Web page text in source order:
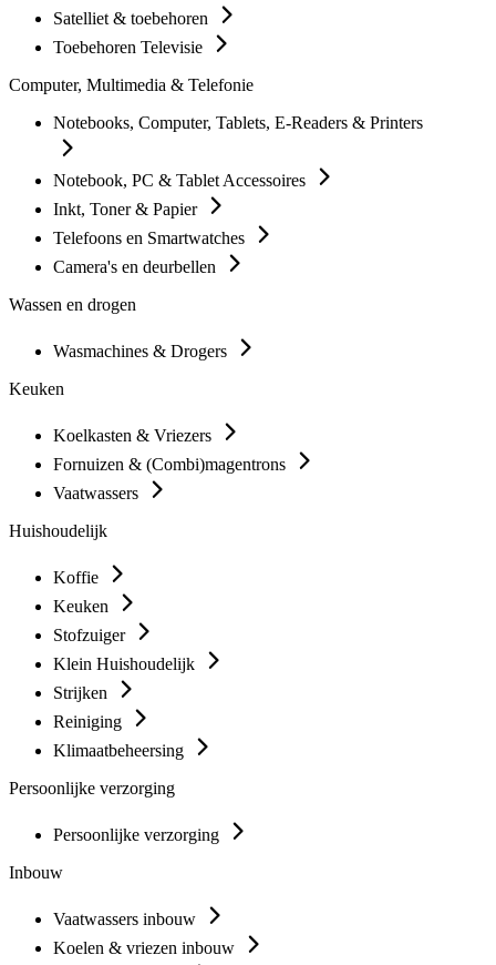
Satelliet & toebehoren
Toebehoren Televisie
Computer, Multimedia & Telefonie
Notebooks, Computer, Tablets, E-Readers & Printers
Notebook, PC & Tablet Accessoires
Inkt, Toner & Papier
Telefoons en Smartwatches
Camera's en deurbellen
Wassen en drogen
Wasmachines & Drogers
Keuken
Koelkasten & Vriezers
Fornuizen & (Combi)magentrons
Vaatwassers
Huishoudelijk
Koffie
Keuken
Stofzuiger
Klein Huishoudelijk
Strijken
Reiniging
Klimaatbeheersing
Persoonlijke verzorging
Persoonlijke verzorging
Inbouw
Vaatwassers inbouw
Koelen & vriezen inbouw